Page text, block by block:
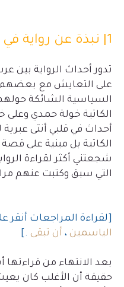
1| نبذة عن رواية في قلبي أنثى عبرية:
تدور أحداث الرواية
على التعايش مع بعضهم
السياسية الشائكة
الكاتبة خولة حمدي وعلى
أحداث في قلبي أنثى
الكاتبة بل مبنية على
شجعتني أكثر لقراءة
التي سبق وكتبت عنهم
[لقراءة المراجعات أنقر
الياسمين ، أن تبقى .]
بعد الانتهاء من
حقيقة أن الأغلب كان